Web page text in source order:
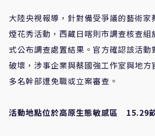
大陸央視報導，針對備受爭議的藝術家
煙花秀活動，西藏日喀則市調查核查
式公布調查處置結果。官方確認該活動
破壞，涉事企業與蔡國強工作室與地方
多名幹部遭免職或立案審查。
活動地點位於高原生態敏感區 15.29